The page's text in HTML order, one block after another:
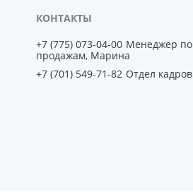
+7 (775) 073-04-00 Менеджер по
продажам, Марина
+7 (701) 549-71-82 Отдел кадров